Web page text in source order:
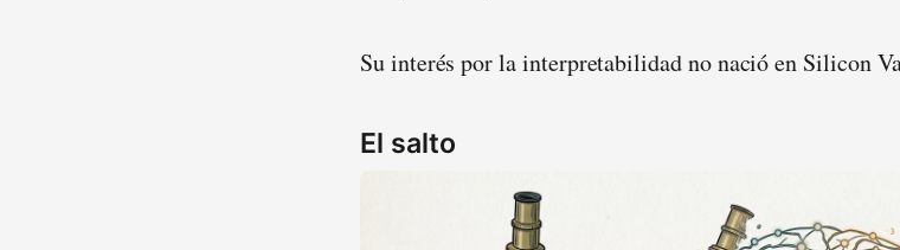
Su interés por la interpretabilidad no nació en Silicon
El salto